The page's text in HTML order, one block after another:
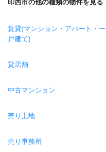
印西市の他の種類の物件を見る
賃貸(マンション・アパート・一
戸建て)
貸店舗
中古マンション
売り土地
売り事務所